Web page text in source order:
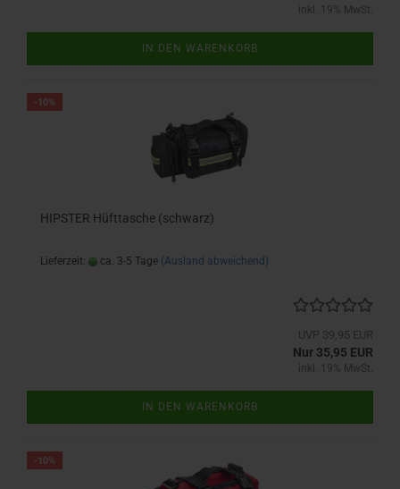
inkl. 19% MwSt.
IN DEN WARENKORB
-10%
HIPSTER Hüfttasche (schwarz)
Lieferzeit: ca. 3-5 Tage (Ausland abweichend)
UVP 39,95 EUR
Nur 35,95 EUR
inkl. 19% MwSt.
IN DEN WARENKORB
-10%